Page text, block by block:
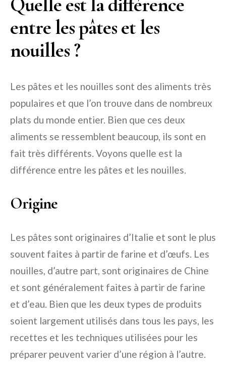
entre les pâtes et les
nouilles ?
Les pâtes et les nouilles sont des aliments très
populaires et que l’on trouve dans de nombreux
plats du monde entier. Bien que ces deux
aliments se ressemblent beaucoup, ils sont en
fait très différents. Voyons quelle est la
différence entre les pâtes et les nouilles.
Origine
Les pâtes sont originaires d’Italie et sont le plus
souvent faites à partir de farine et d’œufs. Les
nouilles, d’autre part, sont originaires de Chine
et sont généralement faites à partir de farine
et d’eau. Bien que les deux types de produits
soient largement utilisés dans tous les pays, les
recettes et les techniques utilisées pour les
préparer peuvent varier d’une région à l’autre.